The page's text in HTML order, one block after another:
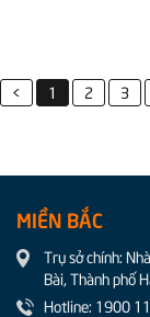
< 1 2 3
MIỀN BẮC
Trụ sở chính:
Bài, Thành phố
Hotline: 1900